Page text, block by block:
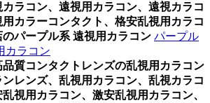
ラコン、遠視用カラコン、遠視カラコ
用カラーコンタクト、格安乱視用カラコ
のパープル系 遠視用カラコン パープル
カラコン
品質コンタクトレンズの乱視用カラコン
レンズ、乱視用カラコン、乱視カラコ
乱視用カラコン、激安乱視用カラコン、